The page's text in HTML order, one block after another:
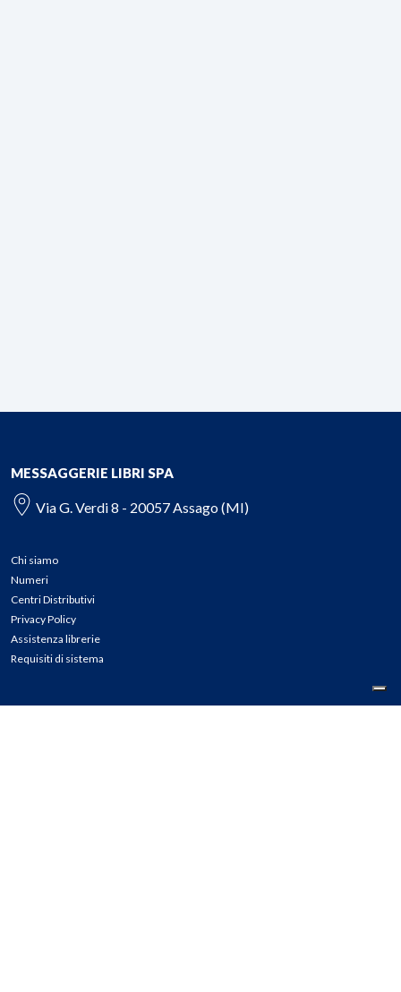
MESSAGGERIE LIBRI SPA
Via G. Verdi 8 - 20057 Assago (MI)
Chi siamo
Numeri
Centri Distributivi
Privacy Policy
Assistenza librerie
Requisiti di sistema
CONTATTI